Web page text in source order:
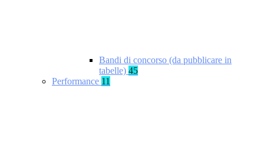
Bandi di concorso (da pubblicare in
tabelle) 45
Performance 11